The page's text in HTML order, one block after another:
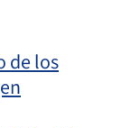
de los